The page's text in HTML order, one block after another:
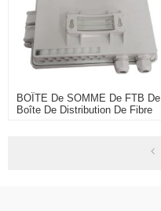
BOÎTE De SOMME De FTB De
Boîte De Distribution De Fibre